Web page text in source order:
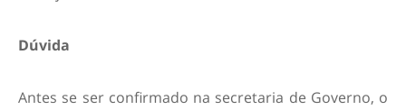
Dúvida
Antes se ser confirmado na secretaria de Governo, o